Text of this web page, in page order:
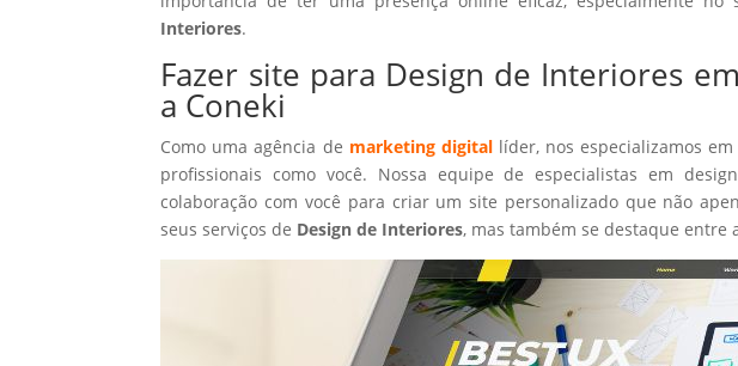
Interiores.
Fazer site para Design de Interiores
a Coneki
Como uma agência de marketing digitallíder, nos especializamos
profissionais como você. Nossa equipe de especialistas em
colaboração com você para criar um site personalizado que não
seus serviços de Design de Interiores, mas também se destaque entre